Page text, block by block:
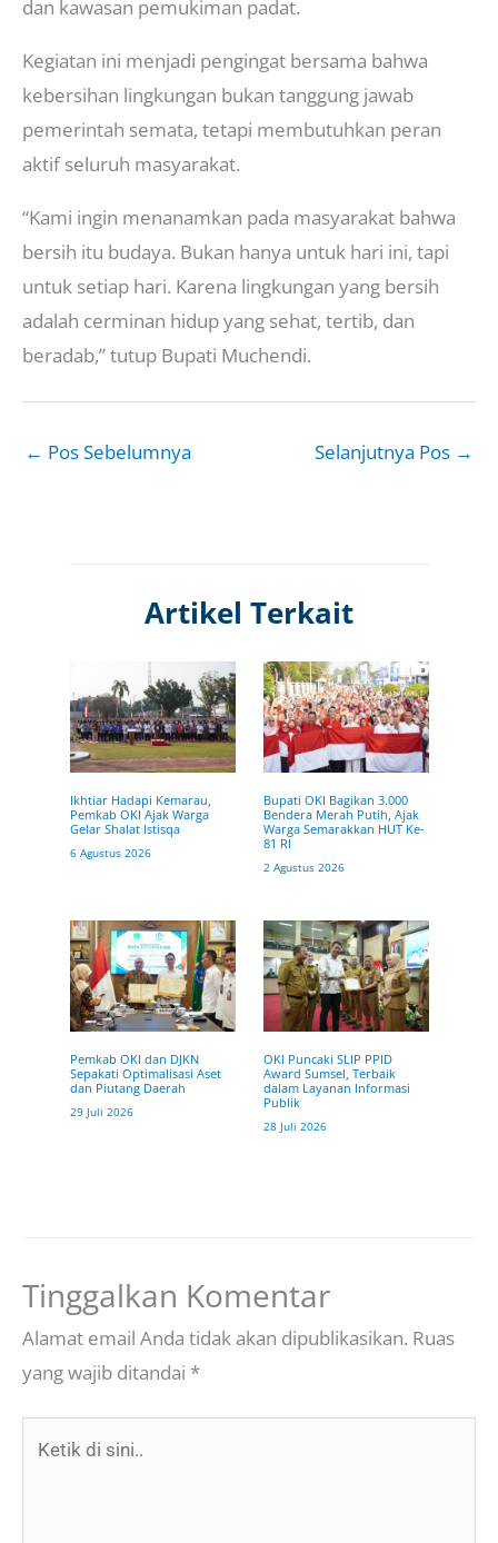
dan kawasan pemukiman padat.
Kegiatan ini menjadi pengingat bersama bahwa
kebersihan lingkungan bukan tanggung jawab
pemerintah semata, tetapi membutuhkan peran
aktif seluruh masyarakat.
“Kami ingin menanamkan pada masyarakat bahwa
bersih itu budaya. Bukan hanya untuk hari ini, tapi
untuk setiap hari. Karena lingkungan yang bersih
adalah cerminan hidup yang sehat, tertib, dan
beradab,” tutup Bupati Muchendi.
← Pos Sebelumnya Selanjutnya Pos →
Artikel Terkait
Ikhtiar Hadapi Kemarau,
Pemkab OKI Ajak Warga
Gelar Shalat Istisqa
6 Agustus 2026
Bupati OKI Bagikan 3.000
Bendera Merah Putih, Ajak
Warga Semarakkan HUT Ke-
81 RI
2 Agustus 2026
Pemkab OKI dan DJKN
Sepakati Optimalisasi Aset
dan Piutang Daerah
29 Juli 2026
OKI Puncaki SLIP PPID
Award Sumsel, Terbaik
dalam Layanan Informasi
Publik
28 Juli 2026
Tinggalkan Komentar
Alamat email Anda tidak akan dipublikasikan. Ruas
yang wajib ditandai *